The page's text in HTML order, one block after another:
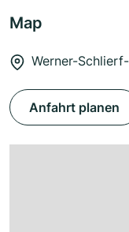
Map
Werner-
Anfahrt planen